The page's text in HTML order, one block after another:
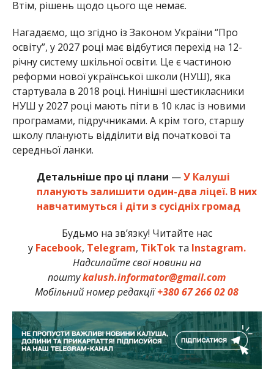
Втім, рішень щодо цього ще немає.
Нагадаємо, що згідно із Законом України “Про
освіту”, у 2027 році має відбутися перехід на 12-
річну систему шкільної освіти. Це є частиною
реформи нової української школи (НУШ), яка
стартувала в 2018 році. Нинішні шестикласники
НУШ у 2027 році мають піти в 10 клас із новими
програмами, підручниками. А крім того, старшу
школу планують відділити від початкової та
середньої ланки.
Детальніше про ці плани —У Калуші
планують залишити один-два ліцеї. В них
навчатимуться і діти з сусідніх громад
Будьмо на зв’язку! Читайте нас
у Facebook, Telegram, TikTokта Instagram.
Надсилайте свої новини на
поштуkalush.informator@gmail.com
Мобільний номер редакції+380 67 266 02 08